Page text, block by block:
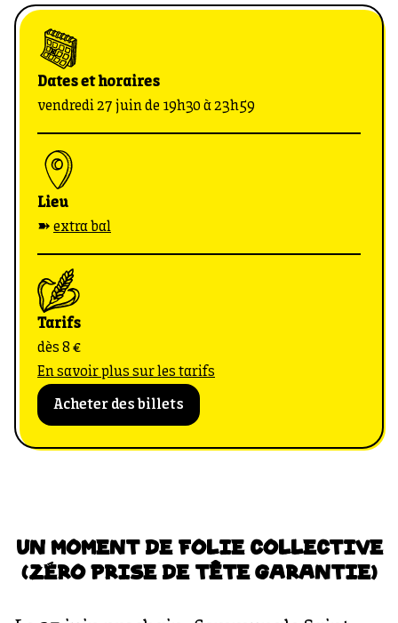
Dates et horaires
vendredi 27 juin de 19h30 à 23h59
Lieu
➽ extra bal
Tarifs
dès 8 €
En savoir plus sur les tarifs
Acheter des billets
UN MOMENT DE FOLIE COLLECTIVE
(ZÉRO PRISE DE TÊTE GARANTIE)